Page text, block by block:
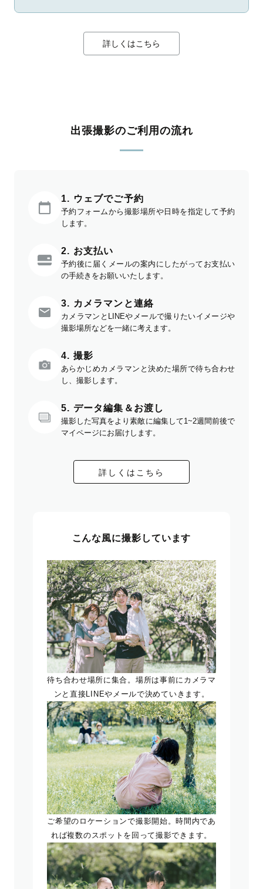
詳しくはこちら
出張撮影のご利用の流れ
1. ウェブでご予約
予約フォームから撮影場所や日時を指定して予約
します。
2. お支払い
予約後に届くメールの案内にしたがってお支払い
の手続きをお願いいたします。
3. カメラマンと連絡
カメラマンとLINEやメールで撮りたいイメージや
撮影場所などを一緒に考えます。
4. 撮影
あらかじめカメラマンと決めた場所で待ち合わせ
し、撮影します。
5. データ編集＆お渡し
撮影した写真をより素敵に編集して1~2週間前後で
マイページにお届けします。
詳しくはこちら
こんな風に撮影しています
待ち合わせ場所に集合。場所は事前にカメラマ
ンと直接LINEやメールで決めていきます。
ご希望のロケーションで撮影開始。時間内であ
れば複数のスポットを回って撮影できます。